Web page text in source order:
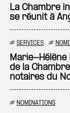
La Chambre
se réunit à
# SERVICES #
Marie-Hélène
de la
notaires du
# NOMINATIONS